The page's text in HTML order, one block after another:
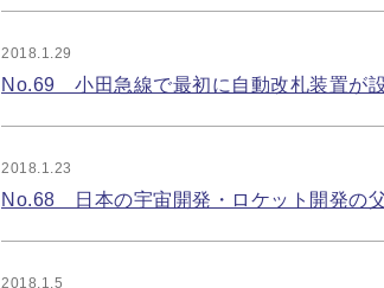
2018.1.29
No.69 小田急線で最初に自動改札装置が
2018.1.23
No.68 日本の宇宙開発・ロケット開発の
2018.1.5